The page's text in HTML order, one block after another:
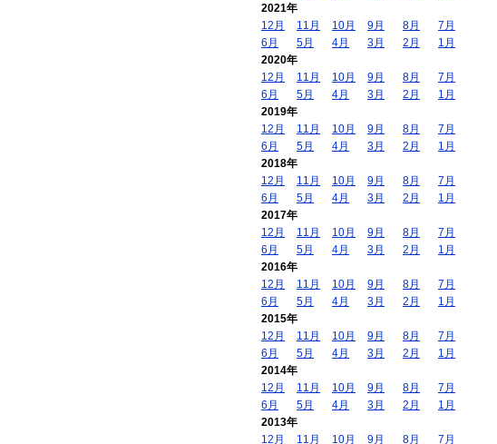
2021年
12月
11月 10月 9月 8月
7月
6月
5月 4月 3月 2月
1月
2020年
12月
11月 10月 9月 8月
7月
6月
5月 4月 3月 2月
1月
2019年
12月
11月 10月 9月 8月
7月
6月
5月 4月 3月 2月
1月
2018年
12月
11月 10月 9月 8月
7月
6月
5月 4月 3月 2月
1月
2017年
12月
11月 10月 9月 8月
7月
6月
5月 4月 3月 2月
1月
2016年
12月
11月 10月 9月 8月
7月
6月
5月 4月 3月 2月
1月
2015年
12月
11月 10月 9月 8月
7月
6月
5月 4月 3月 2月
1月
2014年
12月
11月 10月 9月 8月
7月
6月
5月 4月 3月 2月
1月
2013年
12月
11月 10月 9月 8月 7月